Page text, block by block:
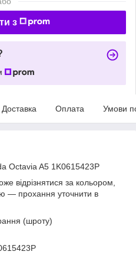
з
Доставка Оплата Умови
Octavia A5 1K0615423P
відрізнятися за кольором,
— прохання уточнити в
(шроту)